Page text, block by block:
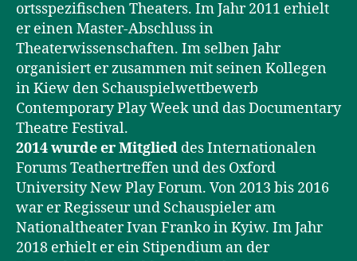
ortsspezifischen Theaters. Im Jahr 2011 erhielt
er einen Master-Abschluss in
Theaterwissenschaften. Im selben Jahr
organisiert er zusammen mit seinen Kollegen
in Kiew den Schauspielwettbewerb
Contemporary Play Week und das Documentary
Theatre Festival.
2014 wurde er Mitglied des Internationalen
Forums Teathertreffen und des Oxford
University New Play Forum. Von 2013 bis 2016
war er Regisseur und Schauspieler am
Nationaltheater Ivan Franko in Kyiw. Im Jahr
2018 erhielt er ein Stipendium an der